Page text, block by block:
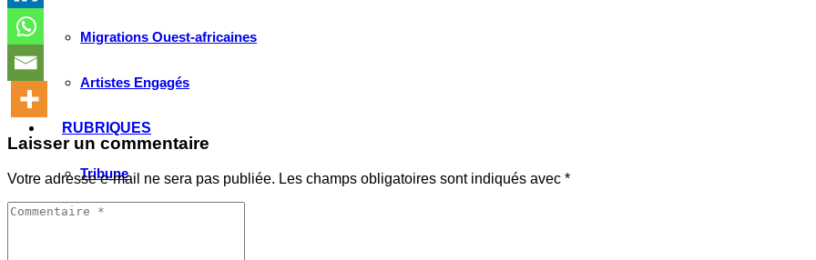
Migrations Ouest-africaines
Artistes Engagés
RUBRIQUES
Tribune
Passerelle
Laisser un commentaire
Votre adresse e-mail ne sera pas publiée. Les champs obligatoires sont indiqués avec *